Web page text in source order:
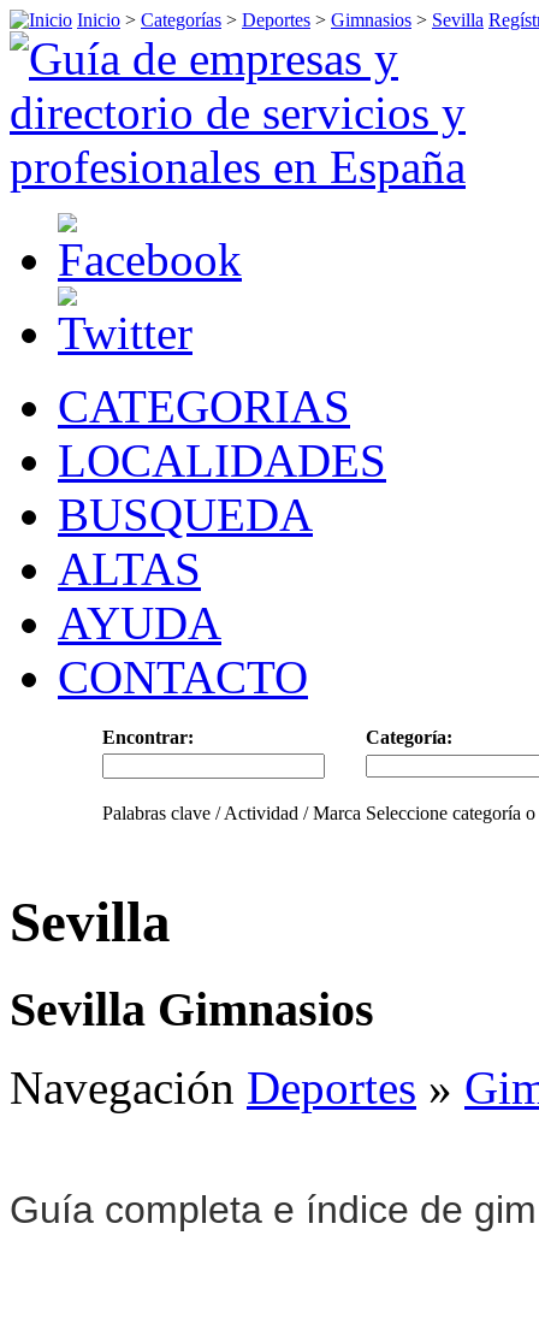
Inicio > Categorías > Deportes > Gimnasios > Sevilla
CATEGORIAS
LOCALIDADES
BUSQUEDA
ALTAS
AYUDA
CONTACTO
Encontrar: Categoría:
Palabras clave / Actividad / Marca Seleccione categoría
Sevilla
Sevilla Gimnasios
Navegación Deportes »
Guía completa e índice de